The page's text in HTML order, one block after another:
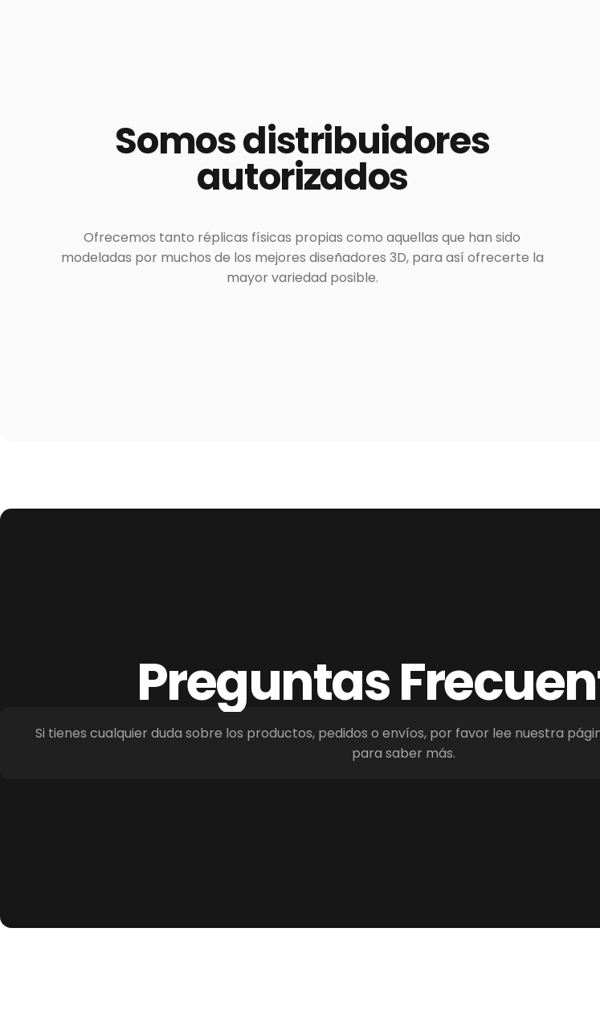
Somosdistribuidores
autorizados
Ofrecemos tanto réplicas físicas propias como aquellas que han sido
modeladas por muchos de los mejores diseñadores 3D, para así ofrecerte la
mayor variedad posible.
Preguntas
Si tienes cualquier duda sobre los productos, pedidos o envíos, por favor lee nuestra
para saber más.